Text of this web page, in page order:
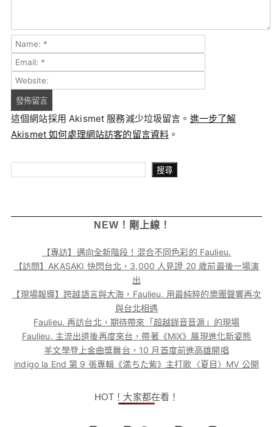
這個網站採用 Akismet 服務減少垃圾留言。 進一步了解
Akismet 如何處理網站訪客的留言資料 。
搜尋
NEW！剛上線！
【專訪】邁向全新階段！混合不同色彩的 Faulieu.
【訪問】AKASAKI 快閃台北，3,000 人見證 20 歲前最後一場演
出
【現場報導】跨越語言與大海，Faulieu. 用最純粹的樂團聲響再次
與台北相遇
Faulieu. 再訪台北，期待帶來「超越錄音音源」的現場
Faulieu. 主流出道後再度來台，帶著《MiX》展現進化新姿態
羊文學登上金曲獎舞台，10 月首度前進高雄開唱
indigo la End 第 9 張專輯《満ちた紫》主打歌〈夏目〉MV 公開
HOT！大家都在看！